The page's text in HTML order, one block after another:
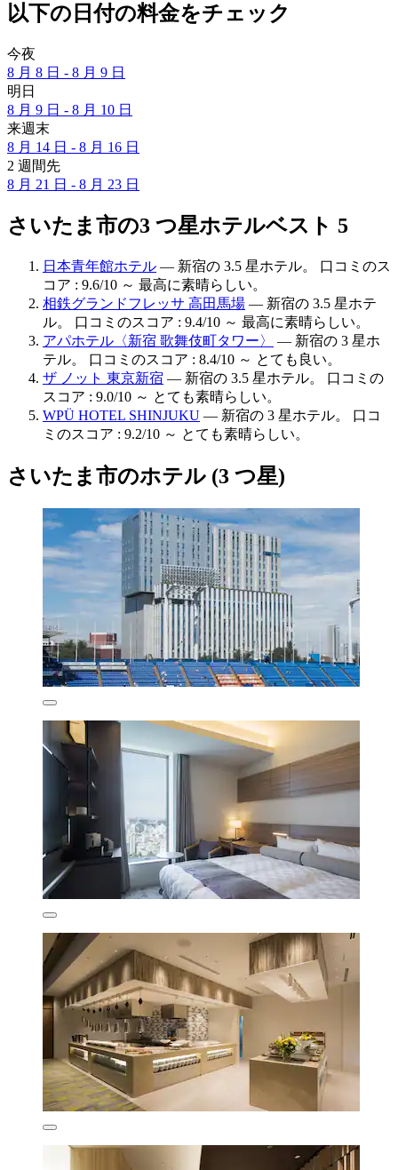
以下の日付の料金をチェック
今夜
8 月 8 日 - 8 月 9 日
明日
8 月 9 日 - 8 月 10 日
来週末
8 月 14 日 - 8 月 16 日
2 週間先
8 月 21 日 - 8 月 23 日
さいたま市の3 つ星ホテルベスト 5
日本青年館ホテル — 新宿の 3.5 星ホテル。 口コミのス
コア : 9.6/10 ～ 最高に素晴らしい。
相鉄グランドフレッサ 高田馬場 — 新宿の 3.5 星ホテ
ル。 口コミのスコア : 9.4/10 ～ 最高に素晴らしい。
アパホテル〈新宿 歌舞伎町タワー〉
— 新宿の 3 星ホ
テル。 口コミのスコア : 8.4/10 ～ とても良い。
ザ ノット 東京新宿 — 新宿の 3.5 星ホテル。 口コミの
スコア : 9.0/10 ～ とても素晴らしい。
WPÜ HOTEL SHINJUKU — 新宿の 3 星ホテル。 口コ
ミのスコア : 9.2/10 ～ とても素晴らしい。
さいたま市のホテル (3 つ星)